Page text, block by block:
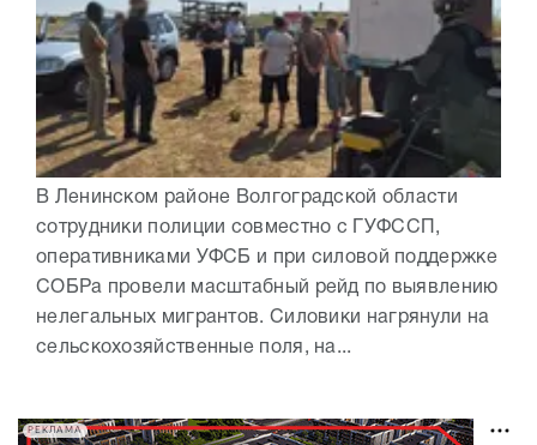
В Ленинском районе Волгоградской области
сотрудники полиции совместно с ГУФССП,
оперативниками УФСБ и при силовой поддержке
СОБРа провели масштабный рейд по выявлению
нелегальных мигрантов. Силовики нагрянули на
сельскохозяйственные поля, на...
РЕКЛАМА